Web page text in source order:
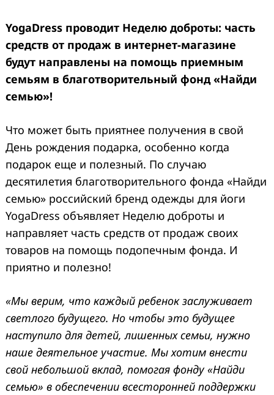
YogaDress проводит Неделю доброты: часть
средств от продаж в интернет-магазине
будут направлены на помощь приемным
семьям в благотворительный фонд «Найди
семью»!
Что может быть приятнее получения в свой
День рождения подарка, особенно когда
подарок еще и полезный. По случаю
десятилетия благотворительного фонда «Найди
семью» российский бренд одежды для йоги
YogaDress объявляет Неделю доброты и
направляет часть средств от продаж своих
товаров на помощь подопечным фонда. И
приятно и полезно!
«Мы верим, что каждый ребенок заслуживает
светлого будущего. Но чтобы это будущее
наступило для детей, лишенных семьи, нужно
наше деятельное участие. Мы хотим внести
свой небольшой вклад, помогая фонду «Найди
семью» в обеспечении всесторонней поддержки